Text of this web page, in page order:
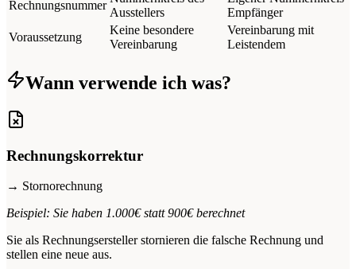
Rechnungsnummer
Ausstellers
Empfänger
Voraussetzung
Keine besondere
Vereinbarung
Vereinbarung mit
Leistendem
Wann verwende ich was?
Rechnungskorrektur
→ Stornorechnung
Beispiel: Sie haben 1.000€ statt 900€ berechnet
Sie als Rechnungsersteller stornieren die falsche Rechnung und
stellen eine neue aus.